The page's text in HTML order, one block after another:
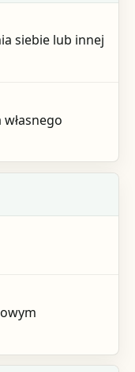
siebie lub innej